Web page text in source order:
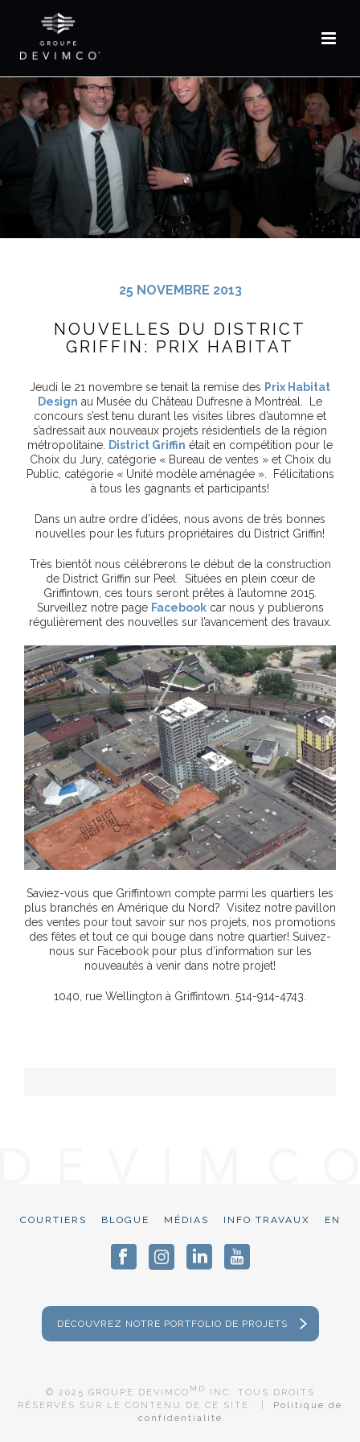
EN
25 NOVEMBRE 2013
NOUVELLES DU DISTRICT
GRIFFIN: PRIX HABITAT
Jeudi le 21 novembre se tenait la remise des Prix Habitat
Design au Musée du Château Dufresne à Montréal. Le
concours s’est tenu durant les visites libres d’automne et
s’adressait aux nouveaux projets résidentiels de la région
métropolitaine.
District Griffin était en compétition pour le
Choix du Jury, catégorie « Bureau de ventes » et Choix du
Public, catégorie « Unité modèle aménagée ». Félicitations
à tous les gagnants et participants!
Dans un autre ordre d’idées, nous avons de très bonnes
nouvelles pour les futurs propriétaires du District Griffin!
Très bientôt nous célébrerons le début de la construction
de District Griffin sur Peel. Situées en plein cœur de
Griffintown, ces tours seront prêtes à l’automne 2015.
Surveillez notre page Facebookcar nous y publierons
régulièrement des nouvelles sur l’avancement des travaux.
Saviez-vous que Griffintown compte parmi les quartiers les
plus branchés en Amérique du Nord? Visitez notre pavillon
des ventes pour tout savoir sur nos projets, nos promotions
des fêtes et tout ce qui bouge dans notre quartier! Suivez-
nous sur Facebook pour plus d’information sur les
nouveautés à venir dans notre projet!
1040, rue Wellington à Griffintown. 514-914-4743.
COURTIERS BLOGUE MÉDIAS INFO TRAVAUX EN
DÉCOUVREZ NOTRE PORTFOLIO DE PROJETS
© 2025 GROUPE DEVIMCO MD
INC. TOUS DROITS
RÉSERVÉS SUR LE CONTENU DE CE SITE. | Politique de
confidentialité